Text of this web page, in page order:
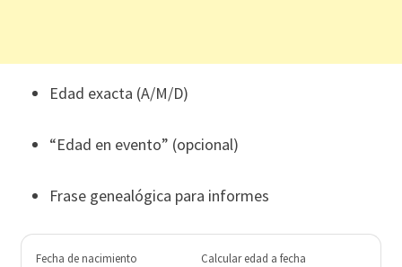
Edad exacta (A/M/D)
“Edad en evento” (opcional)
Frase genealógica para informes
Fecha de nacimiento Calcular edad a fecha